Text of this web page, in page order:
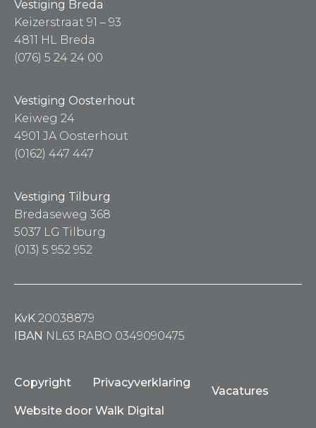
Vestiging Breda
Keizerstraat 91 – 93
4811 HL Breda
(076) 5 24 24 00
Vestiging Oosterhout
Keiweg 24
4901 JA Oosterhout
(0162) 447 447
Vestiging Tilburg
Bredaseweg 368
5037 LG Tilburg
(013) 5 952 952
KvK 20038879
IBAN NL63 RABO 0349090475
Copyright Privacyverklaring
Vacatures
Website door Walk Digital